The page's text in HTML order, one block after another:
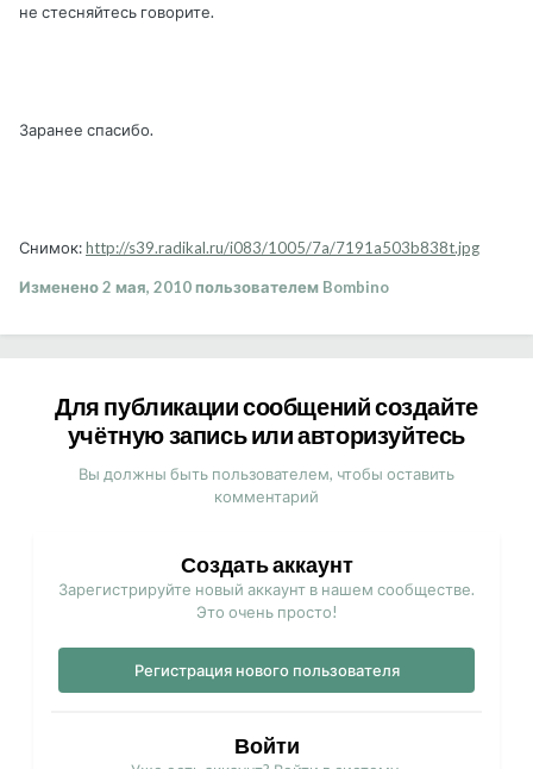
не стесняйтесь говорите.
Заранее спасибо.
Снимок:http://s39.radikal.ru/i083/1005/7a/7191a503b838t.jpg
Изменено2 мая, 2010пользователем Bombino
Для публикации сообщений создайте
учётную запись или авторизуйтесь
Вы должны быть пользователем, чтобы оставить
комментарий
Создать аккаунт
Зарегистрируйте новый аккаунт в нашем сообществе.
Это очень просто!
Регистрация нового пользователя
Войти